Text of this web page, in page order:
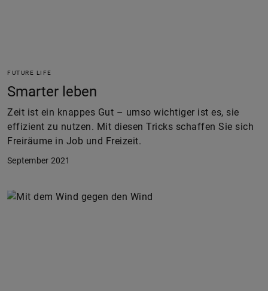
FUTURE LIFE
Smarter leben
Zeit ist ein knappes Gut – umso wichtiger ist es, sie
effizient zu nutzen. Mit diesen Tricks schaffen Sie sich
Freiräume in Job und Freizeit.
September 2021